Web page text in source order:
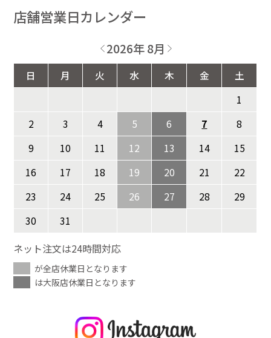
店舗営業日カレンダー
2026年 8月
日 月 火 水 木 金
土
1
2
3 4 5 6 7
8
9
10 11 12 13 14
15
16
17 18 19 20 21
22
23
24 25 26 27 28
29
30
31
ネット注文は24時間対応
が全店休業日となります
は大阪店休業日となります